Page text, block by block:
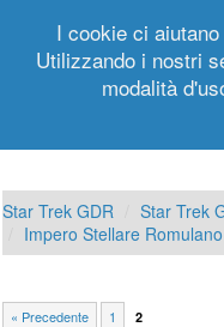
Registrati
Star Trek GDR Star Trek
Impero Stellare Romulano
« Precedente 1 2
I cookie ci
Utilizzando i nostri
modalità